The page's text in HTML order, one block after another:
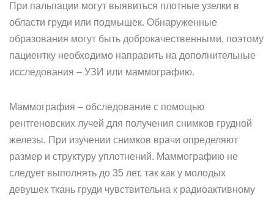
При пальпации могут выявиться плотные узелки в
области груди или подмышек. Обнаруженные
образования могут быть доброкачественными, поэтому
пациентку необходимо направить на дополнительные
исследования – УЗИ или маммографию.
Маммография – обследование с помощью
рентгеновских лучей для получения снимков грудной
железы. При изучении снимков врачи определяют
размер и структуру уплотнений. Маммографию не
следует выполнять до 35 лет, так как у молодых
девушек ткань груди чувствительна к радиоактивному